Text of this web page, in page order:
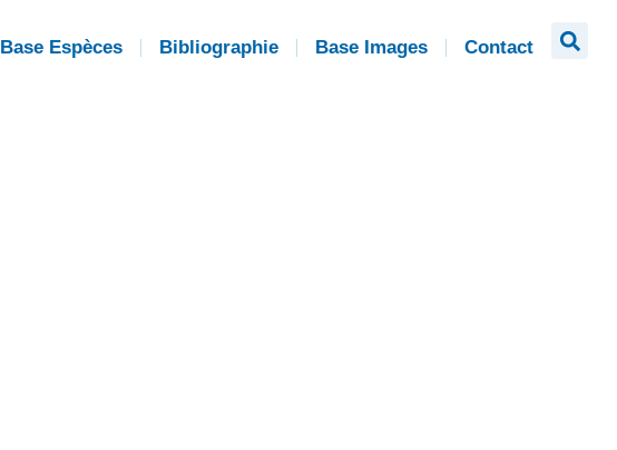
Base Espèces Bibliographie Base Images Contact